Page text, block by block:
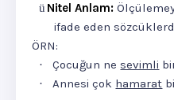
ü Nitel Anlam:
ifade eden
ÖRN:
· Çocuğun ne sevimli
· Annesi çok hamarat